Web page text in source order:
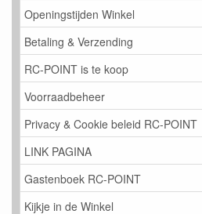
Openingstijden Winkel
Betaling & Verzending
RC-POINT is te koop
Voorraadbeheer
Privacy & Cookie beleid RC-POINT
LINK PAGINA
Gastenboek RC-POINT
Kijkje in de Winkel